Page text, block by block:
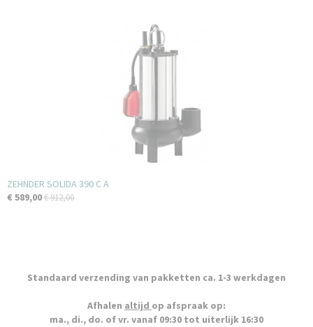
ZEHNDER SOLIDA 390 C A
€ 589,00€ 912,00
Standaard verzending van pakketten ca. 1-3 werkdagen
Afhalen altijd op afspraak op:
ma., di., do. of vr. vanaf 09:30 tot uiterlijk 16:30